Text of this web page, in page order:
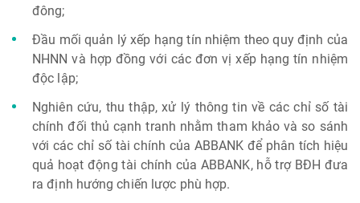
đông;
Đầu mối quản lý xếp hạng tín nhiệm theo quy định của
NHNN và hợp đồng với các đơn vị xếp hạng tín nhiệm
độc lập;
Nghiên cứu, thu thập, xử lý thông tin về các chỉ số tài
chính đối thủ cạnh tranh nhằm tham khảo và so sánh
với các chỉ số tài chính của ABBANK để phân tích hiệu
quả hoạt động tài chính của ABBANK, hỗ trợ BĐH đưa
ra định hướng chiến lược phù hợp.